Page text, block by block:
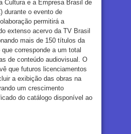
Cultura e a Empresa Brasil de
durante o evento de
permitirá a
extenso acervo da TV Brasil
mais de 150 títulos da
corresponde a um total
de conteúdo audiovisual. O
que futuros licenciamentos
a exibição das obras na
um crescimento
do catálogo disponível ao